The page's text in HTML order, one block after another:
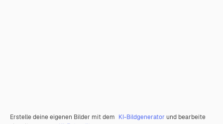
Erstelle deine eigenen Bilder mit dem KI-Bildgenerator und bearbeite